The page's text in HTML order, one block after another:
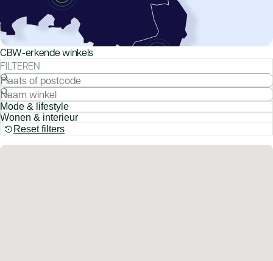
CBW-erkende winkels
FILTEREN
Mode & lifestyle
Wonen & interieur
Reset filters